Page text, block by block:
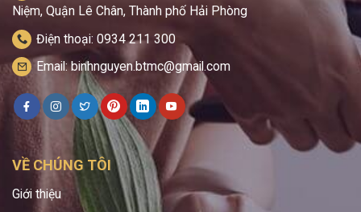
Niệm, Quận Lê Chân, Thành phố Hải Phòng
Điện thoại: 0934 211 300
Email: binhnguyen.btmc@gmail.com
VỀ CHÚNG TÔI
Giới thiệu